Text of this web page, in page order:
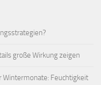
große Wirkung zeigen
Wintermonate: Feuchtigkeit